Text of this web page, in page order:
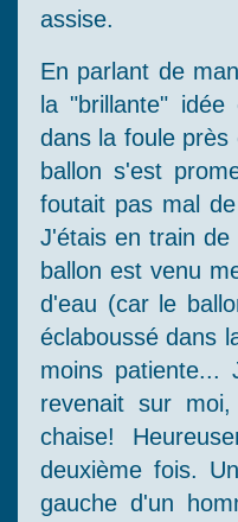
assise.
En parlant de
la "brillante"
dans la foule
ballon s'est
foutait pas mal
J'étais en train
ballon est venu
d'eau (car le
éclaboussé dans
moins
revenait sur
chaise!
deuxième fois.
gauche d'un